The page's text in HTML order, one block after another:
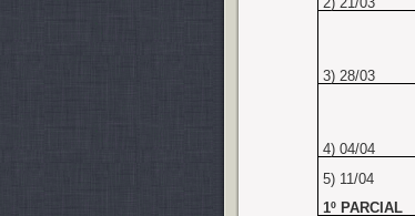
3) 28/03
4) 04/04
5) 11/04
1º PARCIAL